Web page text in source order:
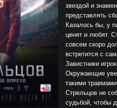
звездой и
представлять
Казалось бы, у
ценят и любят.
совсем скоро
встретится с
Завистники
Окружающие
такими
Стрельцов не
судьбой, чтобы